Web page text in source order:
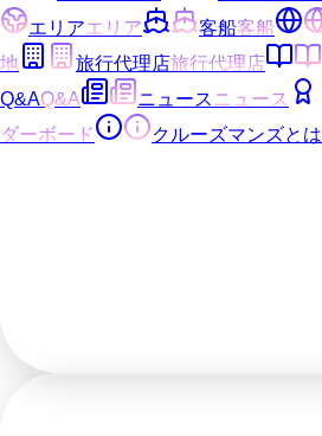
エリアエリア 客船客船
地
旅行代理店旅行代理店
Q&AQ&A ニュースニュース
ダーボード
クルーズマンズとは